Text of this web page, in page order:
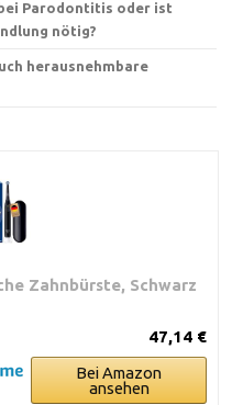
Parodontitis oder ist
nötig?
herausnehmbare
Zahnbürste, Schwarz
47,14 €
Bei Amazon
ansehen